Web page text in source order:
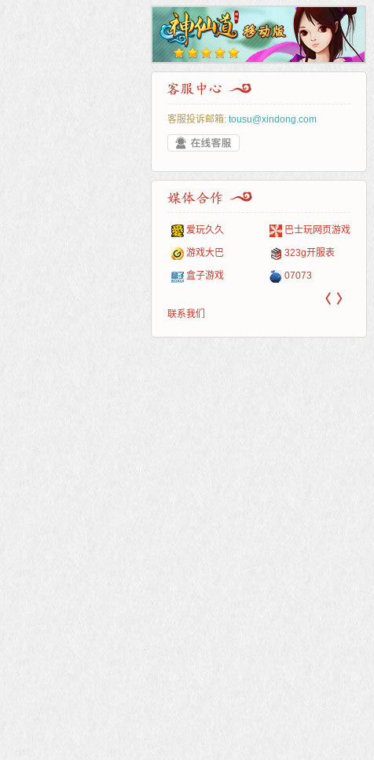
客服投诉邮箱: tousu@xindong.com
爱玩久久 巴士玩网页游戏
游戏大巴 323g开服表
盒子游戏 07073
〈 〉
联系我们